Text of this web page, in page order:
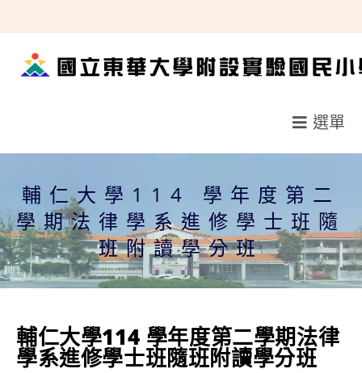
轉
選單
輔仁大學114 學年度第二
學期法律學系進修學士班隨
班附讀學分班
輔仁大學114 學年度第二學期法律
學系進修學士班隨班附讀學分班